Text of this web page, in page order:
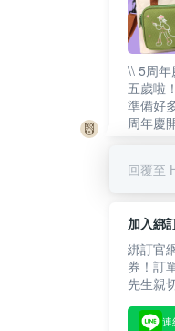
\\ 5周
五歲啦
準備好
周年慶
回覆至
加入綁
綁訂官
券！訂
先生親
連